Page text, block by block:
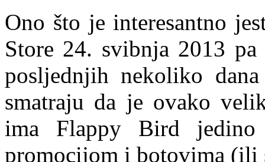
Ono što je interesantno
Store 24. svibnja 2013
posljednjih nekoliko
smatraju da je ovako
ima Flappy Bird jedino
promocijom i botovima (ili